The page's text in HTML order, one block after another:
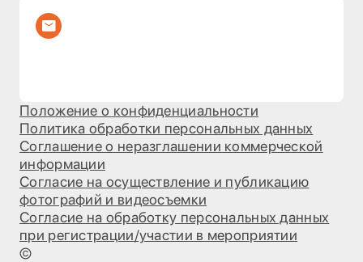
Положение о конфиденциальности
Политика обработки персональных данных
Соглашение о неразглашении коммерческой
информации
Согласие на осуществление и публикацию
фотографий и видеосъемки
Согласие на обработку персональных данных
при регистрации/участии в мероприятии
©